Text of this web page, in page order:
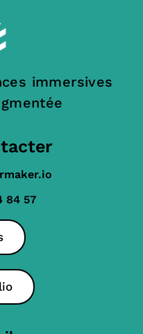
immersives
84 57